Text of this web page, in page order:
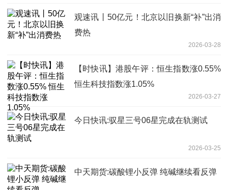
观速讯丨50亿元！北京以旧换新“补”出消
费热
2026-03-28
【时快讯】港股午评：恒生指数涨0.55%
恒生科技指数涨1.05%
2026-03-27
今日快讯:驭星三号06星完成在轨测试
2026-03-25
中天期货:碳酸锂小反弹 纯碱继续看反弹